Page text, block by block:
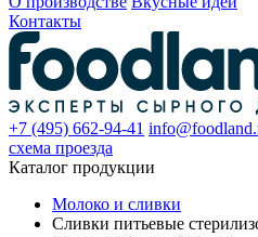
Контакты
+7 (495) 662-94-41
схема проезда
Каталог продукции
Молоко и сливки
Сливки питьевые